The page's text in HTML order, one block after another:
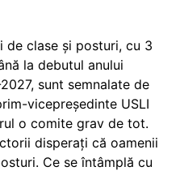
de clase și posturi, cu 3
la debutul anului
sunt semnalate de
vicepreședinte USLI
o comite grav de tot.
disperați că oamenii
Ce se întâmplă cu